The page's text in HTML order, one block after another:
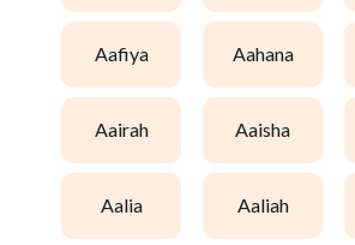
aafiya aahana
aairah aaisha
aalia aaliah